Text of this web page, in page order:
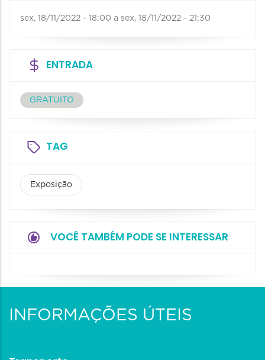
sex, 18/11/2022 - 18:00 a sex, 18/11/2022 - 21:30
ENTRADA
GRATUITO
TAG
Exposição
VOCÊ TAMBÉM PODE SE INTERESSAR
INFORMAÇÕES ÚTEIS